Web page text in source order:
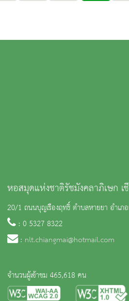
หอสมุดแห่งชาติรัชมังคลาภิเษก เ
20/1 ถนนบุญเรืองฤทธิ์ ตำบลหายยา อำเภ
: 0 5327 8322
: nlt.chiangmai@hotmail.com
จำนวนผู้เข้าชม 465,618 คน